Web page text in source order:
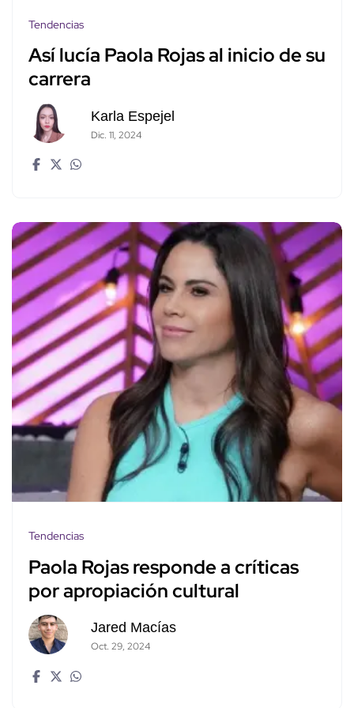
Tendencias
Así lucía Paola Rojas al inicio de su
carrera
Karla Espejel
Dic. 11, 2024
Tendencias
Paola Rojas responde a críticas
por apropiación cultural
Jared Macías
Oct. 29, 2024